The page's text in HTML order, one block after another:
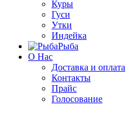
Куры
Гуси
Утки
Индейка
Рыба
О Нас
Доставка и оплата
Контакты
Прайс
Голосование